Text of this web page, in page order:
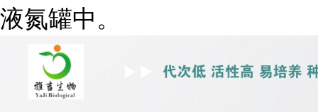
液氮罐中。